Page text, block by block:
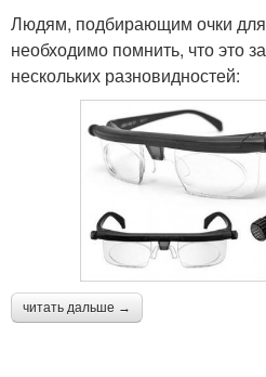
Людям, подбирающим очки для
необходимо помнить, что это
нескольких разновидностей:
читать дальше →